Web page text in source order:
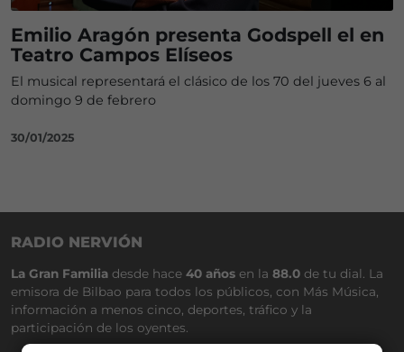
Emilio Aragón presenta Godspell el en
Teatro Campos Elíseos
El musical representará el clásico de los 70 del jueves 6 al
domingo 9 de febrero
30/01/2025
RADIO NERVIÓN
La Gran Familia desde hace 40 años en la 88.0 de tu dial. La
emisora de Bilbao para todos los públicos, con Más Música,
información a menos cinco, deportes, tráfico y la
participación de los oyentes.